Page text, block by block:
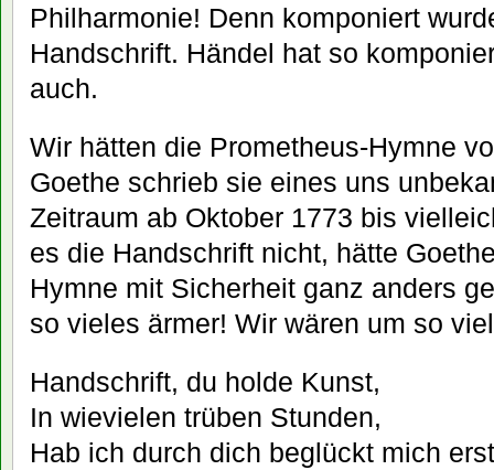
Philharmonie! Denn komponiert
Handschrift. Händel hat so
auch.
Wir hätten die Prometheus-Hymne
Goethe schrieb sie eines uns
Zeitraum ab Oktober 1773 bis
es die Handschrift nicht, hätte
Hymne mit Sicherheit ganz anders
so vieles ärmer! Wir wären um so
Handschrift, du holde Kunst,
In wievielen trüben Stunden,
Hab ich durch dich beglückt mich